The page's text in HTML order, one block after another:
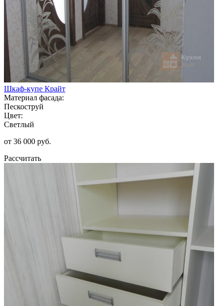
Шкаф-купе Крайт
Материал фасада:
Пескоструй
Цвет:
Светлый
от 36 000 руб.
Рассчитать